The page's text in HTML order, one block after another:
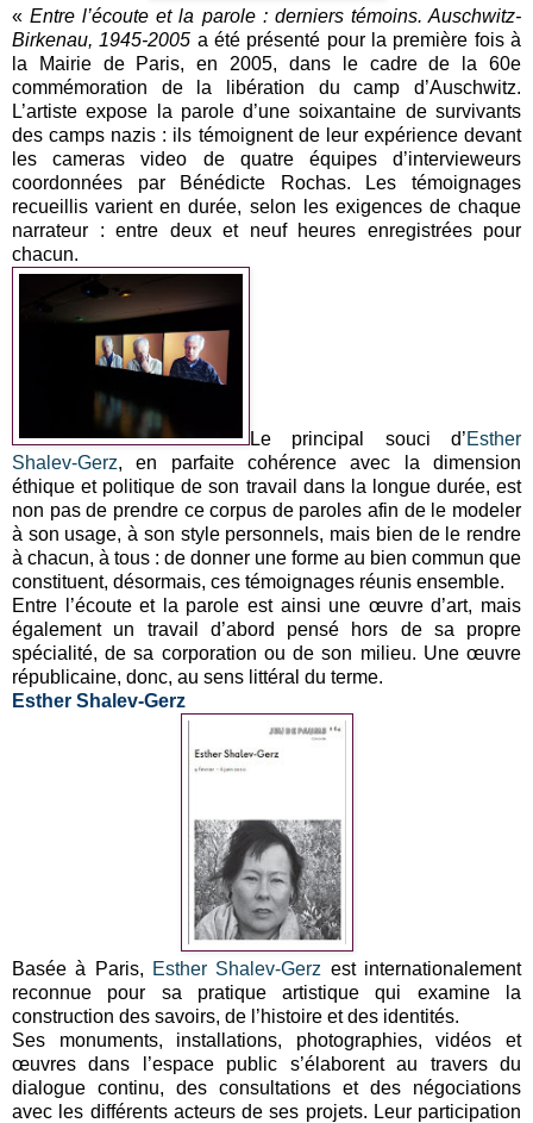
«Entre l’écoute et la parole : derniers témoins. Auschwitz-
Birkenau, 1945-2005 a été présenté pour la première fois à
la Mairie de Paris, en 2005, dans le cadre de la 60e
commémoration de la libération du camp d’Auschwitz.
L’artiste expose la parole d’une soixantaine de survivants
des camps nazis : ils témoignent de leur expérience devant
les cameras video de quatre équipes d’intervieweurs
coordonnées par Bénédicte Rochas. Les témoignages
recueillis varient en durée, selon les exigences de chaque
narrateur : entre deux et neuf heures enregistrées pour
chacun.
Le principal souci d’Esther
Shalev-Gerz, en parfaite cohérence avec la dimension
éthique et politique de son travail dans la longue durée, est
non pas de prendre ce corpus de paroles afin de le modeler
à son usage, à son style personnels, mais bien de le rendre
à chacun, à tous : de donner une forme au bien commun que
constituent, désormais, ces témoignages réunis ensemble.
Entre l’écoute et la parole est ainsi une œuvre d’art, mais
également un travail d’abord pensé hors de sa propre
spécialité, de sa corporation ou de son milieu. Une œuvre
républicaine, donc, au sens littéral du terme.
Esther Shalev-Gerz
Basée à Paris, Esther Shalev-Gerz est internationalement
reconnue pour sa pratique artistique qui examine la
construction des savoirs, de l’histoire et des identités.
Ses monuments, installations, photographies, vidéos et
œuvres dans l’espace public s’élaborent au travers du
dialogue continu, des consultations et des négociations
avec les différents acteurs de ses projets. Leur participation